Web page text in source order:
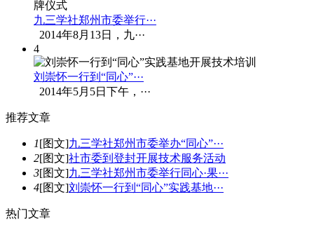
九三学社郑州市委举行···
2014年8月13日，九···
4
刘崇怀一行到“同心”···
2014年5月5日下午，···
推荐文章
1[图文]九三学社郑州市委举办“同心”···
2[图文]社市委到登封开展技术服务活动
3[图文]九三学社郑州市委举行同心·果···
4[图文]刘崇怀一行到“同心”实践基地···
热门文章